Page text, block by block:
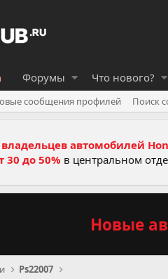
Форумы Что нового?
сообщения профилей Поиск
автомобилей
30 до 50% в центральном
Новые
Ps22007